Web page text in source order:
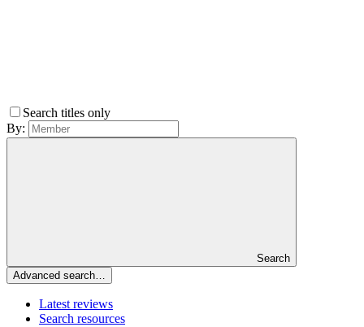
Search titles only
By:
Search
Advanced search…
Latest reviews
Search resources